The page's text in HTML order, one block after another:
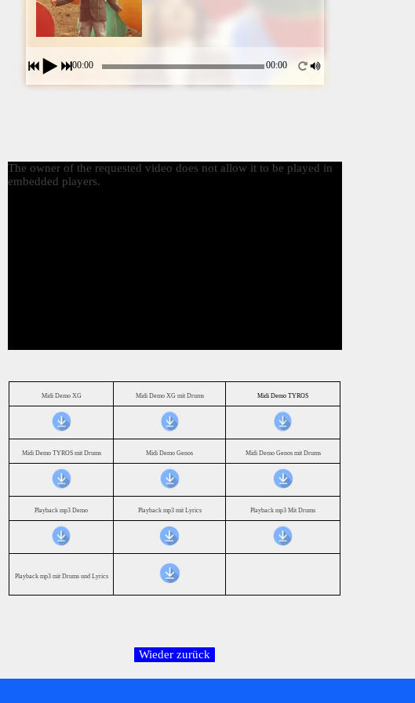
00:00 00:00
The owner of the requested video does not allow it to be played in
embedded players.
Midi Demo XG Midi Demo XG mit Drums Midi Demo TYROS
Midi Demo TYROS mit Drums Midi Demo Genos Midi Demo Genos mit Drums
Playback mp3 Demo Playback mp3 mit Lyrics Playback mp3 Mit Drums
Playback mp3 mit Drums und Lyrics